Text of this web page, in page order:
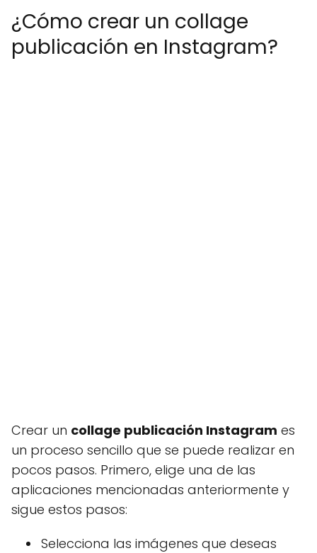
¿Cómo crear un collage
publicación en Instagram?
Crear un collage publicación Instagram es
un proceso sencillo que se puede realizar en
pocos pasos. Primero, elige una de las
aplicaciones mencionadas anteriormente y
sigue estos pasos:
Selecciona las imágenes que deseas